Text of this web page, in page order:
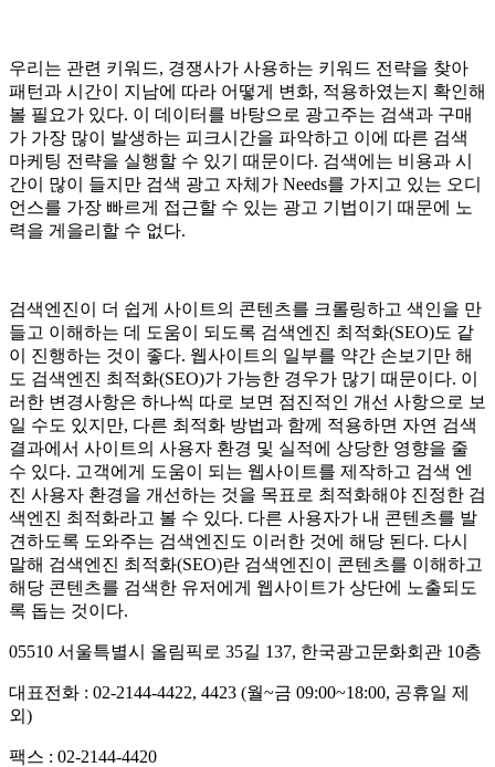
우리는 관련 키워드, 경쟁사가 사용하는 키워드 전략을 찾아
패턴과 시간이 지남에 따라 어떻게 변화, 적용하였는지 확인해
볼 필요가 있다. 이 데이터를 바탕으로 광고주는 검색과 구매
가 가장 많이 발생하는 피크시간을 파악하고 이에 따른 검색
마케팅 전략을 실행할 수 있기 때문이다. 검색에는 비용과 시
간이 많이 들지만 검색 광고 자체가 Needs를 가지고 있는 오디
언스를 가장 빠르게 접근할 수 있는 광고 기법이기 때문에 노
력을 게을리할 수 없다.
검색엔진이 더 쉽게 사이트의 콘텐츠를 크롤링하고 색인을 만
들고 이해하는 데 도움이 되도록 검색엔진 최적화(SEO)도 같
이 진행하는 것이 좋다. 웹사이트의 일부를 약간 손보기만 해
도 검색엔진 최적화(SEO)가 가능한 경우가 많기 때문이다. 이
러한 변경사항은 하나씩 따로 보면 점진적인 개선 사항으로 보
일 수도 있지만, 다른 최적화 방법과 함께 적용하면 자연 검색
결과에서 사이트의 사용자 환경 및 실적에 상당한 영향을 줄
수 있다. 고객에게 도움이 되는 웹사이트를 제작하고 검색 엔
진 사용자 환경을 개선하는 것을 목표로 최적화해야 진정한 검
색엔진 최적화라고 볼 수 있다. 다른 사용자가 내 콘텐츠를 발
견하도록 도와주는 검색엔진도 이러한 것에 해당 된다. 다시
말해 검색엔진 최적화(SEO)란 검색엔진이 콘텐츠를 이해하고
해당 콘텐츠를 검색한 유저에게 웹사이트가 상단에 노출되도
록 돕는 것이다.
05510 서울특별시 올림픽로 35길 137, 한국광고문화회관 10층
대표전화 : 02-2144-4422, 4423 (월~금 09:00~18:00, 공휴일 제
외)
팩스 : 02-2144-4420